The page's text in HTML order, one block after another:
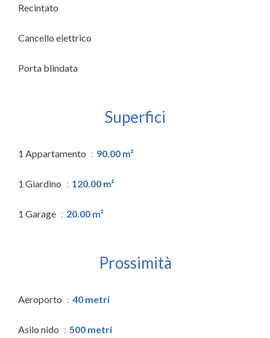
Recintato
Cancello elettrico
Porta blindata
Superfici
1 Appartamento 90.00 m²
1 Giardino 120.00 m²
1 Garage 20.00 m²
Prossimità
Aeroporto 40 metri
Asilo nido 500 metri